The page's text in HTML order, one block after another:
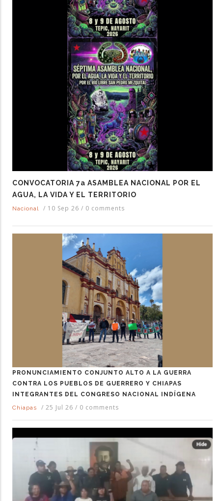
CONVOCATORIA 7a ASAMBLEA NACIONAL POR EL
AGUA, LA VIDA Y EL TERRITORIO
Nacional / 10 Sep 26 / 0 comments
PRONUNCIAMIENTO CONJUNTO ALTO A LA GUERRA
CONTRA LOS PUEBLOS DE GUERRERO Y CHIAPAS
INTEGRANTES DEL CONGRESO NACIONAL INDÍGENA
Chiapas
/ 25 Jul 26 / 0 comments